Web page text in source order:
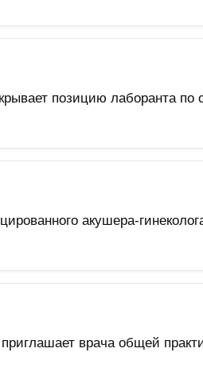
позицию лаборанта
акушера-
врача общей